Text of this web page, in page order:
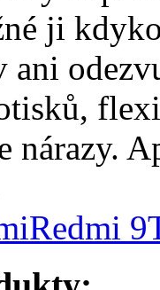
ji
ani
nárazy.
Redmi